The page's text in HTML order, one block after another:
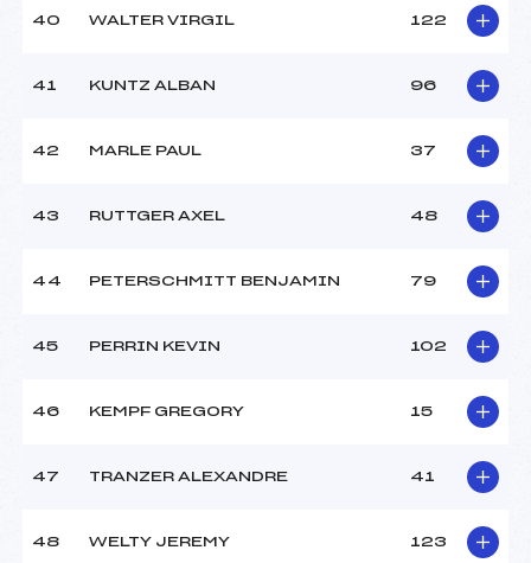
40 WALTER VIRGIL 122
41 KUNTZ ALBAN 96
42 MARLE PAUL 37
43 RUTTGER AXEL 48
44 PETERSCHMITT BENJAMIN 79
45 PERRIN KEVIN 102
46 KEMPF GREGORY 15
47 TRANZER ALEXANDRE 41
48 WELTY JEREMY 123